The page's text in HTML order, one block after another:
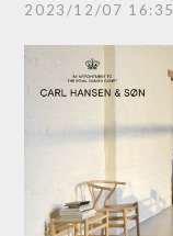
2023/12/07 16:35